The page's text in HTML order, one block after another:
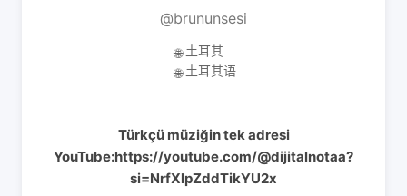
@brununsesi
🌐 土耳其
🌐 土耳其语
Türkçü müziğin tek adresi
YouTube:https://youtube.com/@dijitalnotaa?
si=NrfXlpZddTikYU2x